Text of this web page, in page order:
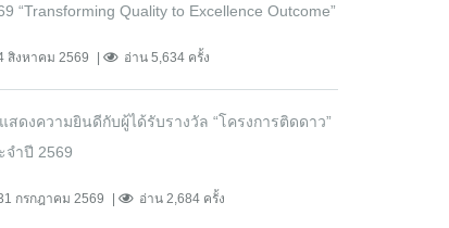
“Transforming Quality to Excellence Outcome”
สิงหาคม 2569 อ่าน 5,634 ครั้ง
สดงความยินดีกับผู้ได้รับรางวัล “โครงการติดดาว”
จำปี 2569
กรกฎาคม 2569 อ่าน 2,684 ครั้ง